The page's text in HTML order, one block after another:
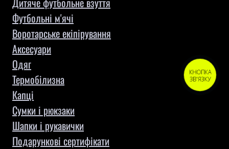
Футбольні м'ячі
Воротарське екіпірування
Aксесуари
Одяг
Термобілизна
Капці
Сумки і рюкзаки
Шапки і рукавички
Подарункові сертифікати
КНОПКА
ЗВ'ЯЗКУ